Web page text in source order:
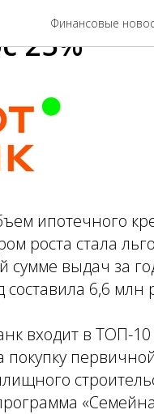
Финансовые
25%
ипотечного
роста стала
сумме выдач за
составила 6,6 млн
входит в ТОП-
покупку